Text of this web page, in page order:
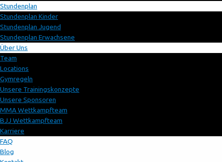
Stundenplan
Stundenplan Kinder
Stundenplan Jugend
Stundenplan Erwachsene
Über Uns
Team
Locations
Gymregeln
Unsere Trainingskonzepte
Unsere Sponsoren
MMA Wettkampfteam
BJJ Wettkampfteam
Karriere
FAQ
Blog